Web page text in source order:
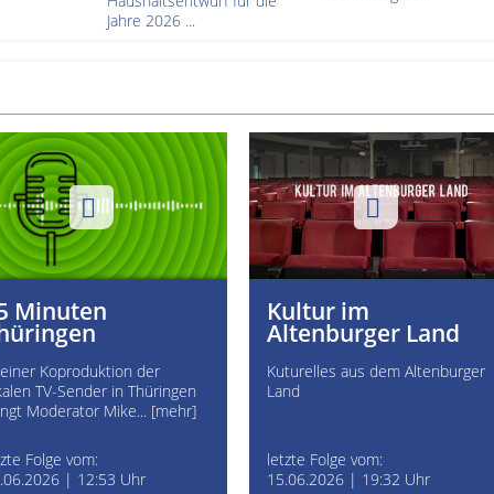
Jahre 2026 ...
Minuten
Koproduktion der
TV-Sender in Thüringen
Moderator Mike... [mehr]
Folge vom:
| 12:53 Uhr
Kultur im
Altenburger Land
Kuturelles aus dem Altenburger
Land
letzte Folge vom:
15.06.2026 | 19:32 Uhr